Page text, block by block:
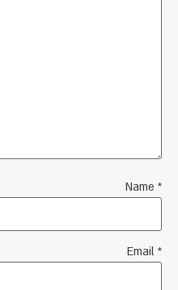
Name *
Email *